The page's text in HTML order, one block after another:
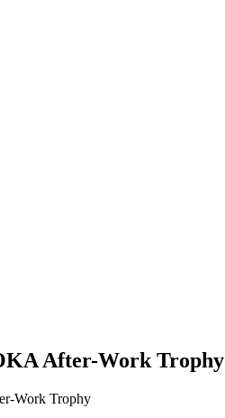
After-Work Trophy
Work Trophy